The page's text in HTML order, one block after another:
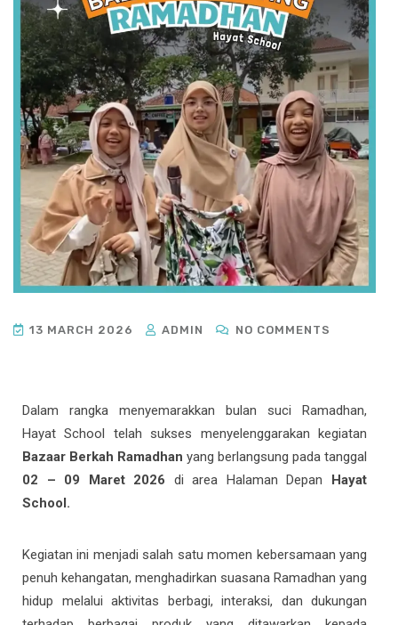
13 MARCH 2026 ADMIN NO COMMENTS
Dalam rangka menyemarakkan bulan suci Ramadhan,
Hayat School telah sukses menyelenggarakan kegiatan
Bazaar Berkah Ramadhan yang berlangsung pada tanggal
02 – 09 Maret 2026 di area Halaman Depan Hayat
School.
Kegiatan ini menjadi salah satu momen kebersamaan yang
penuh kehangatan, menghadirkan suasana Ramadhan yang
hidup melalui aktivitas berbagi, interaksi, dan dukungan